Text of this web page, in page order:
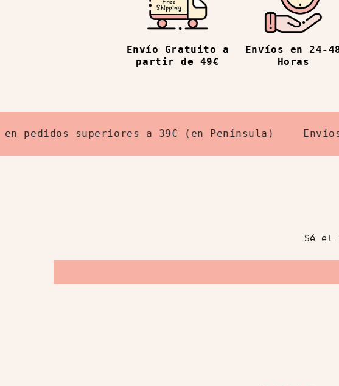
Envío Gratuito a
partir de 49€
Envíos en 24-
Horas
pedidos superiores a 39€ (en Península) Envíos
Sé el